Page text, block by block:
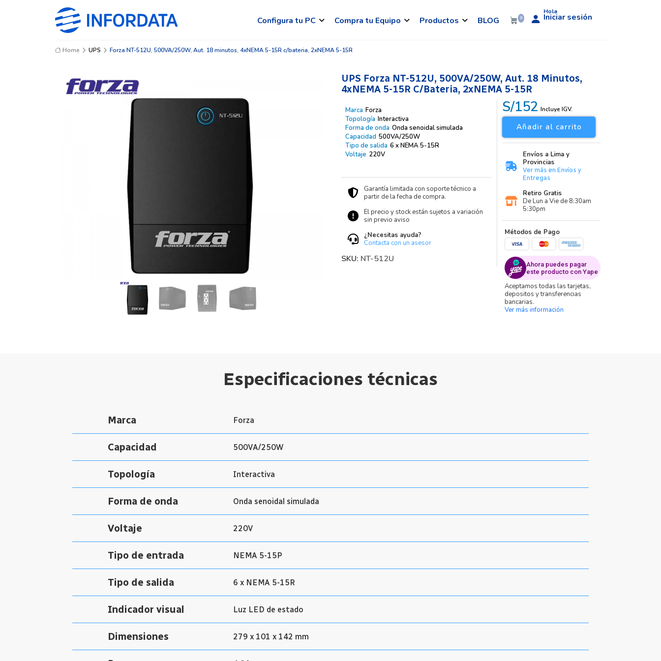
Configura tu PC Compra tu Equipo Productos BLOG 0
Hola
Iniciar sesión
Home UPS Forza NT-512U, 500VA/250W, Aut. 18 minutos, 4xNEMA 5-15R c/bateria, 2xNEMA 5-15R
UPS Forza NT-512U, 500VA/250W, Aut. 18 Minutos,
4xNEMA 5-15R C/bateria, 2xNEMA 5-15R
Marca Forza
Topología Interactiva
Forma de onda Onda senoidal simulada
Capacidad 500VA/250W
Tipo de salida 6 x NEMA 5-15R
Voltaje 220V
Garantía limitada con soporte técnico a
partir de la fecha de compra.
El precio y stock están sujetos a variación
sin previo aviso
¿Necesitas ayuda?
Contacta con un asesor
S/152 Incluye IGV.
Añadir al carrito
Envíos a Lima y
Provincias
Ver más en Envíos y
Entregas
Retiro Gratis
De Lun a Vie de 8:30am
5:30pm
Métodos de Pago
Ahora puedes pagar
este producto con Yape
Aceptamos todas las tarjetas,
depositos y transferencias
bancarias.
Ver más información
SKU: NT-512U
Especificaciones técnicas
Marca Forza
Capacidad 500VA/250W
Topología Interactiva
Forma de onda Onda senoidal simulada
Voltaje 220V
Tipo de entrada NEMA 5-15P
Tipo de salida 6 x NEMA 5-15R
Indicador visual Luz LED de estado
Dimensiones 279 x 101 x 142 mm